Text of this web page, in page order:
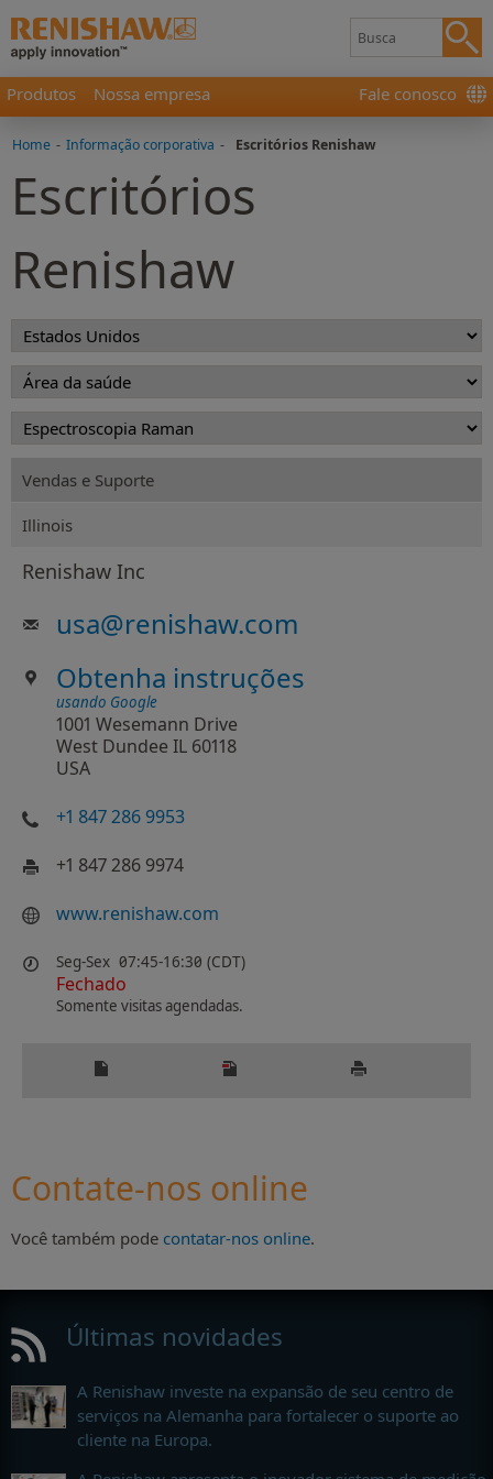
Produtos Nossa empresa Fale conosco
Home - Informação corporativa - Escritórios Renishaw
Escritórios
Renishaw
Vendas e Suporte
Illinois
Renishaw Inc
usa@renishaw.com
Obtenha instruções
usando Google
1001 Wesemann Drive
West Dundee IL 60118
USA
+1 847 286 9953
+1 847 286 9974
www.renishaw.com
Seg-Sex 07:45-16:30 (CDT)
Fechado
Somente visitas agendadas.
Contate-nos online
Você também pode contatar-nos online.
Últimas novidades
A Renishaw investe na expansão de seu centro de
serviços na Alemanha para fortalecer o suporte ao
cliente na Europa.